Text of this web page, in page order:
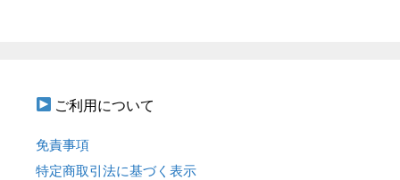
ご利用について
免責事項
特定商取引法に基づく表示